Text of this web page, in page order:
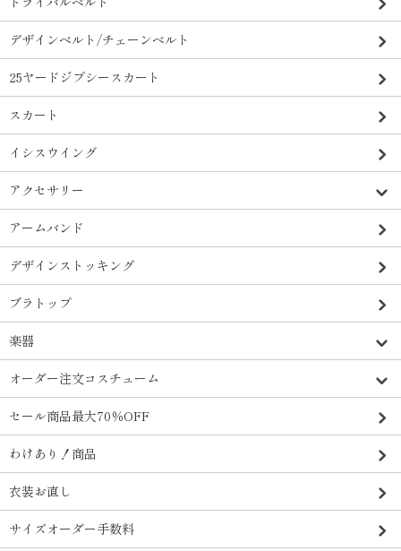
デザインベルト/チェーンベルト
25ヤードジプシースカート
スカート
イシスウイング
アクセサリー
アームバンド
デザインストッキング
ブラトップ
楽器
オーダー注文コスチューム
セール商品最大70％OFF
わけあり！商品
衣装お直し
サイズオーダー手数料